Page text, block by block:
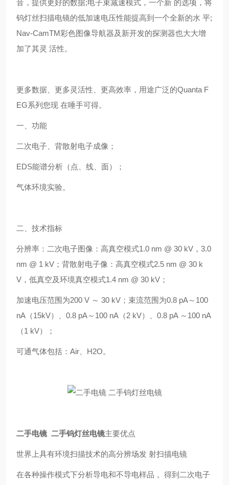
音，提供更好的数据;电子束减速模式，一个新 的选项，将
钨灯丝扫描电镜的低加速电压性能提高到一个全新的水 平;
Nav-CamTM彩色图像导航器及新开发的探测器也大大增
加了其灵 活性。
更多数据、更多灵活性、更高效率，用途广泛的Quanta F
EG系列您现 在唾手可得。
一、功能
二次电子、背散射电子成像；
EDS能谱分析（点、线、面）；
气体环境实验。
二、技术指标
分辨率：二次电子图像：高真空模式1.0 nm @ 30 kV，3.0
nm @ 1 kV；背散射电子像：高真空模式2.5 nm @ 30 k
V，低真空及环境真空模式1.4 nm @ 30 kV；
加速电压范围为200 V ～ 30 kV；束流范围为0.8 pA～100
nA（15kV）、0.8 pA～100 nA（2 kV）、0.8 pA ～100 nA
（1 kV）；
可通气体包括：Air、H2O。
二手电镜 二手钨灯丝电镜主要优点
世界上具有环境扫描技术的高分辨场发 射扫描电镜
在各种操作模式下分析导电和不导电样品， 得到二次电子